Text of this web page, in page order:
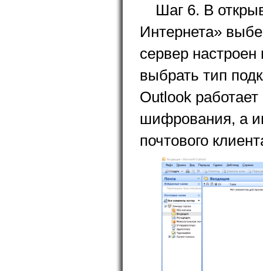
Шаг 6. В
Интернета»
сервер
выбрать тип
Outlook
шифрования, а
почтового